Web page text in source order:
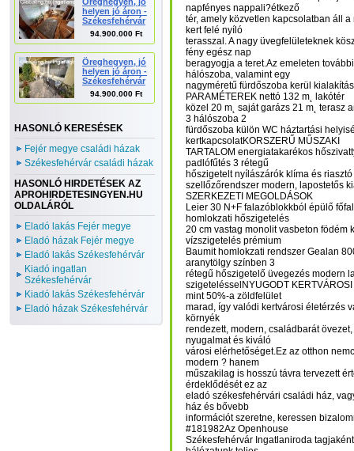
helyen jó áron -
Székesfehérvár
94.900.000 Ft
Öreghegyen, jó
helyen jó áron -
Székesfehérvár
94.900.000 Ft
HASONLÓ KERESÉSEK
Fejér megye családi házak
Székesfehérvár családi házak
HASONLÓ HIRDETÉSEK AZ
APROHIRDETESINGYEN.HU
OLDALÁRÓL
Eladó lakás Fejér megye
Eladó házak Fejér megye
Eladó lakás Székesfehérvár
Kiadó ingatlan
Székesfehérvár
Kiadó lakás Székesfehérvár
Eladó házak Székesfehérvár
napfényes nappali?étkező
tér, amely közvetlen kapcsolatban áll
kert felé nyíló
terasszal. A nagy üvegfelületeknek
fény egész nap
beragyogja a teret.Az emeleten
hálószoba, valamint egy
nagyméretű fürdőszoba kerül
PARAMÉTEREK nettó 132 m˛ lakótér
közel 20 m˛ saját garázs 21 m˛ terasz
3 hálószoba 2
fürdőszoba külön WC háztartási
kertkapcsolatKORSZERŰ MŰSZAKI
TARTALOM energiatakarékos
padlófűtés 3 rétegű
hőszigetelt nyílászárók klíma és
szellőzőrendszer modern, lapostetős
SZERKEZETI MEGOLDÁSOK
Leier 30 N+F falazóblokkból épülő
homlokzati hőszigetelés
20 cm vastag monolit vasbeton födém
vízszigetelés prémium
Baumit homlokzati rendszer Gealan
aranytölgy színben 3
rétegű hőszigetelő üvegezés modern
szigetelésselNYUGODT
mint 50%-a zöldfelület
marad, így valódi kertvárosi életérzés
környék
rendezett, modern, családbarát
nyugalmat és kiváló
városi elérhetőséget.Ez az otthon
modern ? hanem
műszakilag is hosszú távra tervezett
érdeklődését ez az
eladó székesfehérvári családi ház,
ház és bővebb
információt szeretne, keressen
#181982Az Openhouse
Székesfehérvár Ingatlaniroda